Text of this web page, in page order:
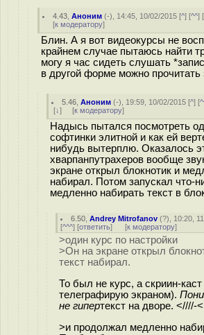
4.43 ,Аноним (-), 14:45, 10/02/2015 [^] [^^] [
[к модератору]
Блин. А я вот видеокурсы не
крайнем случае пытаюсь найти
могу я час сидеть слушать
в другой форме можно прочитать
5.46 ,Аноним (-), 19:59, 10/02/2015 [^] [
[↓] [к модератору]
Надысь пытался посмотреть
софтинки элитной и как ей
нибудь вытерплю. Оказалось
хварпанпутрахеров вообще
экране открыл блокнотик и
набирал. Потом запускал что-
медленно набирать текст в
6.50 ,Andrey Mitrofanov (?), 10:20,
[^^^] [ответить] [к модератору]
>один курс по настройки
>Он на экране открыл
текст набирал.
То был не курс, а скриин-
телеграфирую экраном).
не гипертекст на дворе. <////-<
>и продолжал медленно